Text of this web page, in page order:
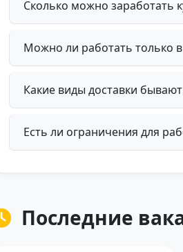
Сколько можно заработать
Можно ли работать только
Какие виды доставки
Есть ли ограничения для
Последние